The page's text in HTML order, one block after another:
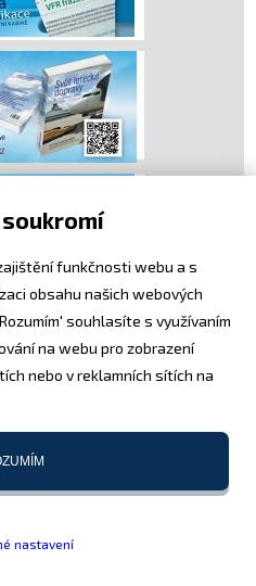
funkčnosti webu a s
obsahu našich webových
souhlasíte s využívaním
na webu pro zobrazení
nebo v reklamních sítích na
nastavení